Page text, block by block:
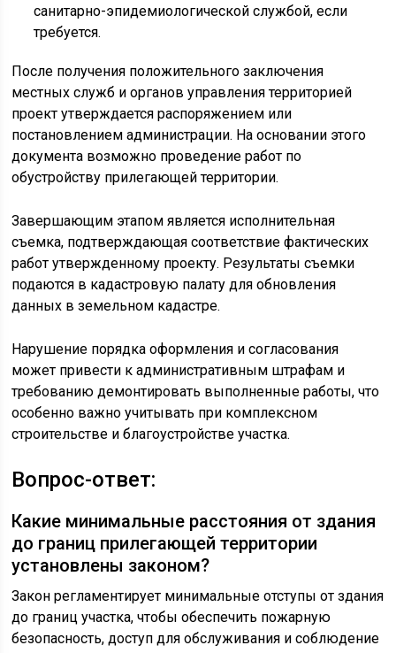
санитарно-эпидемиологической службой, если
требуется.
После получения положительного заключения
местных служб и органов управления территорией
проект утверждается распоряжением или
постановлением администрации. На основании этого
документа возможно проведение работ по
обустройству прилегающей территории.
Завершающим этапом является исполнительная
съемка, подтверждающая соответствие фактических
работ утвержденному проекту. Результаты съемки
подаются в кадастровую палату для обновления
данных в земельном кадастре.
Нарушение порядка оформления и согласования
может привести к административным штрафам и
требованию демонтировать выполненные работы, что
особенно важно учитывать при комплексном
строительстве и благоустройстве участка.
Вопрос-ответ:
Какие минимальные расстояния от здания
до границ прилегающей территории
установлены законом?
Закон регламентирует минимальные отступы от здания
до границ участка, чтобы обеспечить пожарную
безопасность, доступ для обслуживания и соблюдение